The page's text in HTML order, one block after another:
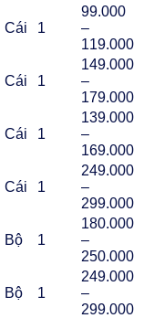
Cái 1
99.000
–
119.000
Cái 1
149.000
–
179.000
Cái 1
139.000
–
169.000
Cái 1
249.000
–
299.000
Bộ 1
180.000
–
250.000
Bộ 1
249.000
–
299.000